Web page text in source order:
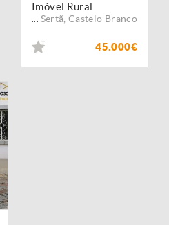
Imóvel Rural
Sertã ,Castelo Branco
45.000€